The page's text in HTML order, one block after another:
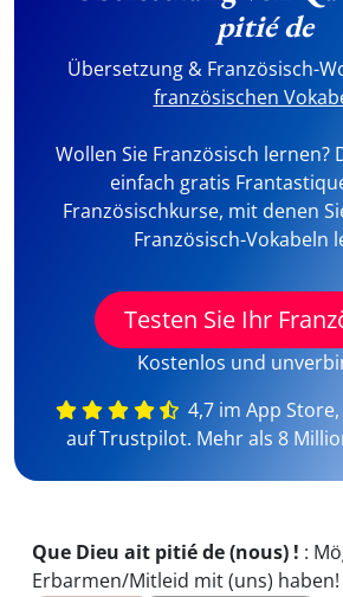
pitié de
Übersetzung & Französisch-
französischen
Wollen Sie Französisch lernen?
einfach gratis
Französischkurse, mit denen
Französisch-Vokabeln
Testen Sie Ihr
Kostenlos und
4,7 im App
auf Trustpilot. Mehr als 8
Que Dieu ait pitié de (nous) ! :
Erbarmen/Mitleid mit (uns) haben!